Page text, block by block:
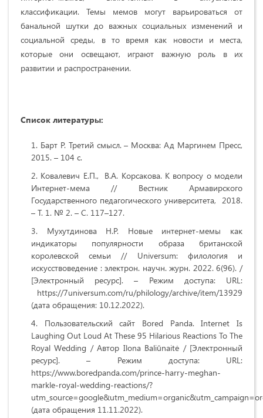
классификации. Темы мемов могут варьироваться от
банальной шутки до важных социальных изменений и
социальной среды, в то время как новости и места,
которые они освещают, играют важную роль в их
развитии и распространении.
Список литературы:
Барт Р. Третий смысл. – Москва: Ад Маргинем Пресс,
2015. – 104 с.
Ковалевич Е.П., В.А. Корсакова. К вопросу о модели
Интернет-мема // Вестник Армавирского
Государственного педагогического университета, 2018.
– Т. 1. № 2. – С. 117–127.
Мухутдинова Н.Р. Новые интернет-мемы как
индикаторы популярности образа британской
королевской семьи // Universum: филология и
искусствоведение : электрон. научн. журн. 2022. 6(96). /
[Электронный ресурс]. – Режим доступа: URL:
https://7universum.com/ru/philology/archive/item/13929
(дата обращения: 10.12.2022).
Пользовательский сайт Bored Panda. Internet Is
Laughing Out Loud At These 95 Hilarious Reactions To The
Royal Wedding / Автор Ilona Baliūnaitė / [Электронный
ресурс]. – Режим доступа: URL:
https://www.boredpanda.com/prince-harry-meghan-
markle-royal-wedding-reactions/?
(дата обращения 11.11.2022).